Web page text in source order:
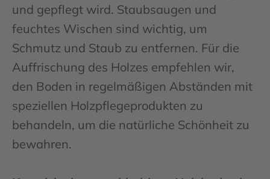
und gepflegt wird. Staubsaugen und
feuchtes Wischen sind wichtig, um
Schmutz und Staub zu entfernen. Für die
Auffrischung des Holzes empfehlen wir,
den Boden in regelmäßigen Abständen mit
speziellen Holzpflegeprodukten zu
behandeln, um die natürliche Schönheit zu
bewahren.